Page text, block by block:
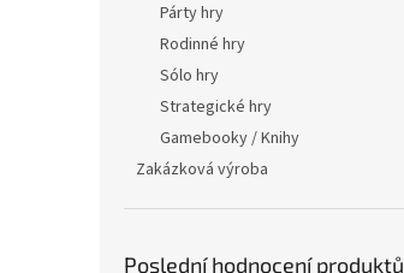
Párty hry
Rodinné hry
Sólo hry
Strategické hry
Gamebooky / Knihy
Zakázková výroba
Poslední hodnocení produktů